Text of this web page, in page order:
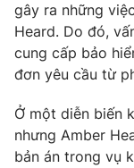
Liên hệ tòa
THỜI BÁO VTV
gây ra những
Heard. Do đó,
cung cấp bảo
đơn yêu cầu từ
Ở một diễn biến
nhưng Amber
bản án trong vụ